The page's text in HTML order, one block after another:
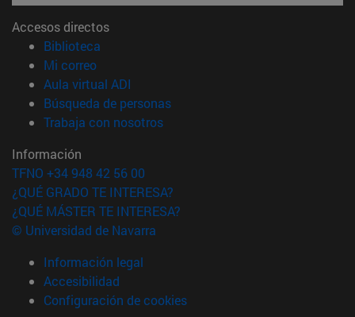
Accesos directos
Biblioteca
Mi correo(abre en nueva ventana)
Aula virtual ADI
Búsqueda de personas(abre en nueva ventana)
Trabaja con nosotros(abre en nueva ventana)
Información
TFNO +34 948 42 56 00
¿QUÉ GRADO TE INTERESA?
¿QUÉ MÁSTER TE INTERESA?
© Universidad de Navarra
Información legal
Accesibilidad
Configuración de cookies